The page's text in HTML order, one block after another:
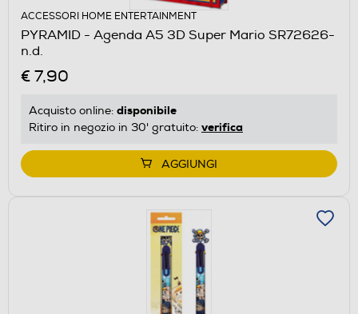
ACCESSORI HOME ENTERTAINMENT
PYRAMID - Agenda A5 3D Super Mario SR72626-
n.d.
€ 7,90
Acquisto online: disponibile
Ritiro in negozio in 30' gratuito: verifica
AGGIUNGI